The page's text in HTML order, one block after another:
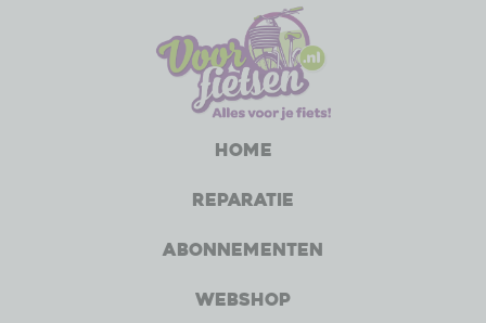
Home
Reparatie
Abonnementen
Webshop